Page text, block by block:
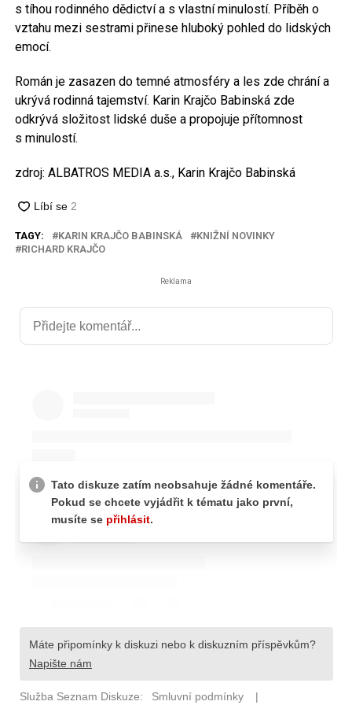
s tíhou rodinného dědictví a s vlastní minulostí. Příběh o
vztahu mezi sestrami přinese hluboký pohled do lidských
emocí.
Román je zasazen do temné atmosféry a les zde chrání a
ukrývá rodinná tajemství. Karin Krajčo Babinská zde
odkrývá složitost lidské duše a propojuje přítomnost
s minulostí.
zdroj: ALBATROS MEDIA a.s., Karin Krajčo Babinská
TAGY: KARIN KRAJČO BABINSKÁ
KNIŽNÍ NOVINKY
RICHARD KRAJČO
Reklama